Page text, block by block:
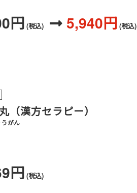
円 (税込) 5,940円 (税込)
（漢方セラピー）
がん
円 (税込)